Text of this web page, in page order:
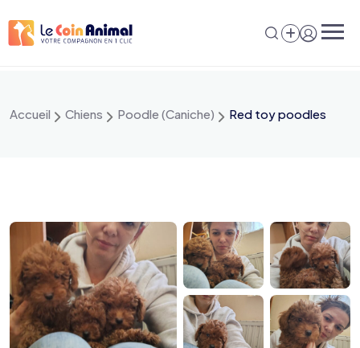
au
Accueil Chiens Poodle (Caniche) Red toy poodles